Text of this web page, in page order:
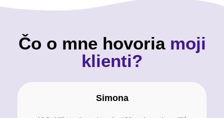
Čo o mne hovoriamoji
klienti?
Simona